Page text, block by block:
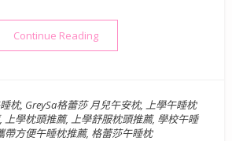
Continue Reading“GreySa格蕾莎 月兒午安枕
枕, GreySa格蕾莎 月兒午安枕, 上學午睡枕
, 上學枕頭推薦, 上學舒服枕頭推薦, 學校午睡
帶方便午睡枕推薦, 格蕾莎午睡枕